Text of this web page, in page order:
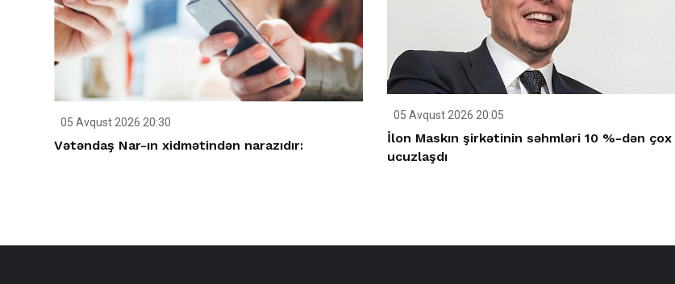
05 Avqust 2026 20:30
Vətəndaş Nar-ın xidmətindən narazıdır:
05 Avqust 2026 20:05
İlon Maskın şirkətinin səhmləri 10 %-dən çox
ucuzlaşdı